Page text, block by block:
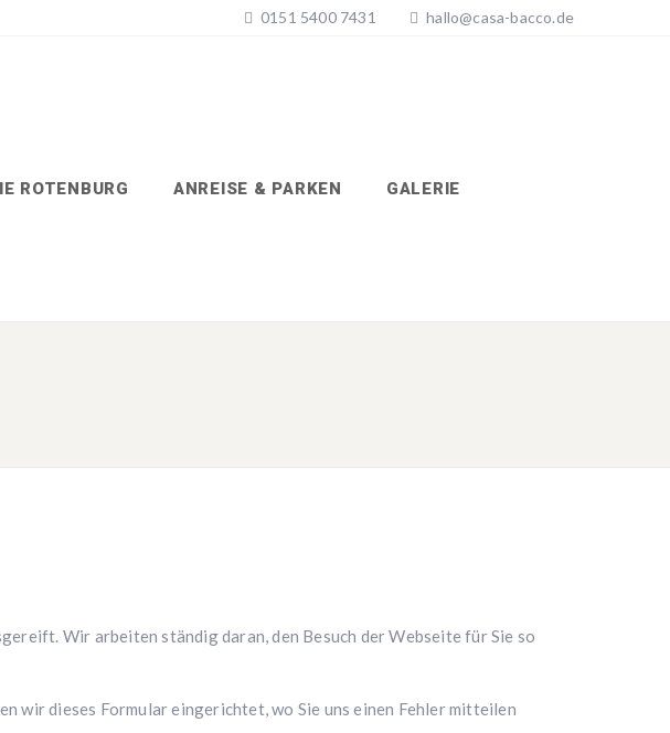
0151 5400 7431 hallo@casa-bacco.de
ROTENBURG ANREISE & PARKEN GALERIE
Wir arbeiten ständig daran, den Besuch der Webseite für Sie so
wir dieses Formular eingerichtet, wo Sie uns einen Fehler mitteilen